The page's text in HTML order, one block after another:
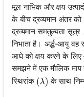
मूल नाभिक और क्षय
के बीच द्रव्यमान अंतर
द्रव्यमान समतुल्यता सूत्र
निभाता है। अर्द्ध-आयु
आधे को क्षय करने के लिए
समझने में एक मौलिक
स्थिरांक (\lambda)
(λ) के साथ